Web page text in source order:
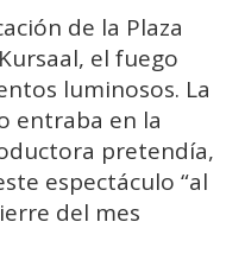
de la Plaza
el fuego
luminosos. La
entraba en la
pretendía,
espectáculo “al
del mes